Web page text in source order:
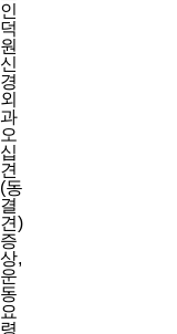
인
덕
원
신
경
외
과
오
십
견
(동
결
견)
증
상,
운
동
요
령